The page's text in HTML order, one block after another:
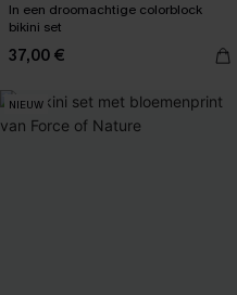
In een droomachtige colorblock
bikini set
37,00 €
NIEUW